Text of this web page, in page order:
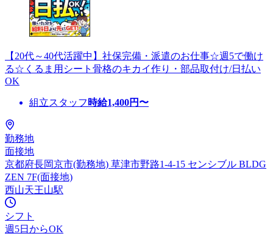
【20代～40代活躍中】社保完備・派遣のお仕事☆週5で働け
る☆くるま用シート骨格のキカイ作り・部品取付け/日払い
OK
組立スタッフ 時給1,400円〜
勤務地
面接地
京都府長岡京市(勤務地) 草津市野路1-4-15 センシブル BLDG
ZEN 7F(面接地)
西山天王山駅
シフト
週5日からOK